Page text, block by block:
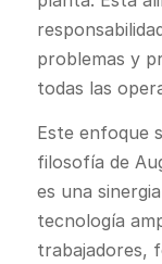
problemas y
todas las
Este enfoque
filosofía de
es una
tecnología
trabajadores,